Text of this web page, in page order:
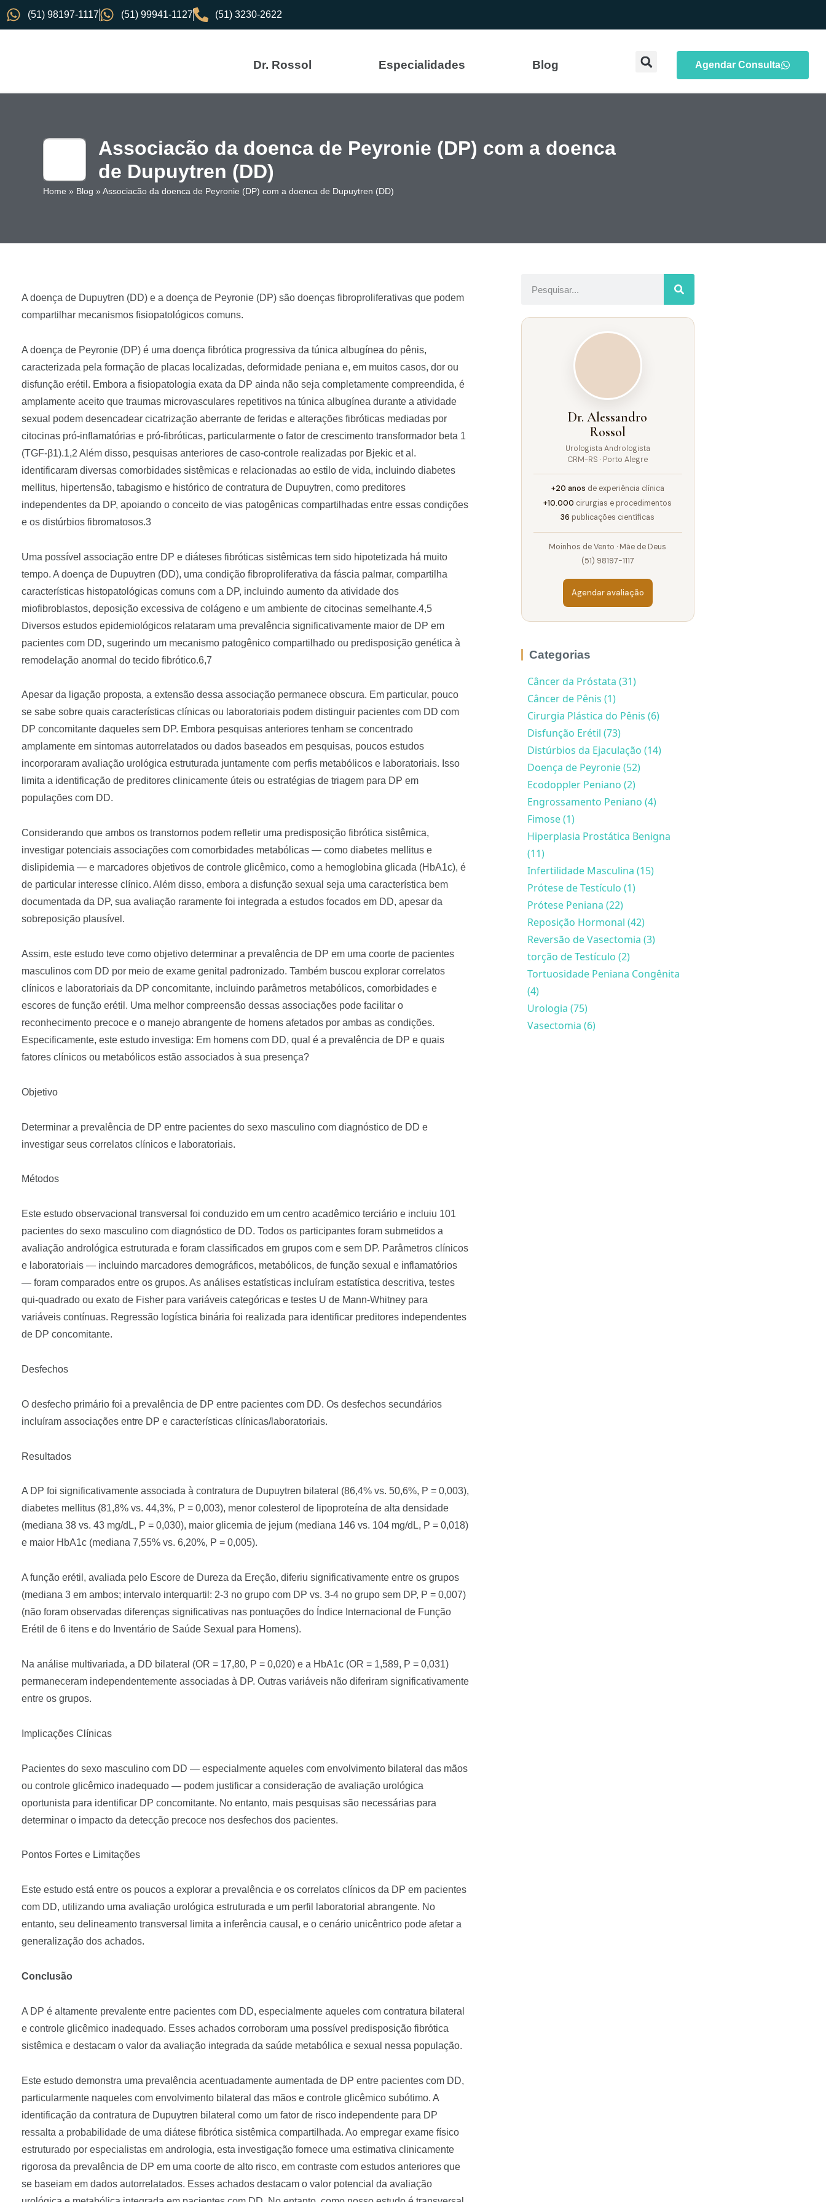
(51) 98197-1117 (51) 99941-1127 (51) 3230-2622
Dr. Rossol Especialidades Blog Agendar Consulta
Associacão da doenca de Peyronie (DP) com a doenca
de Dupuytren (DD)
Home » Blog » Associacão da doenca de Peyronie (DP) com a doenca de Dupuytren (DD)
A doença de Dupuytren (DD) e a doença de Peyronie (DP) são doenças fibroproliferativas que podem
compartilhar mecanismos fisiopatológicos comuns.
A doença de Peyronie (DP) é uma doença fibrótica progressiva da túnica albugínea do pênis,
caracterizada pela formação de placas localizadas, deformidade peniana e, em muitos casos, dor ou
disfunção erétil. Embora a fisiopatologia exata da DP ainda não seja completamente compreendida, é
amplamente aceito que traumas microvasculares repetitivos na túnica albugínea durante a atividade
sexual podem desencadear cicatrização aberrante de feridas e alterações fibróticas mediadas por
citocinas pró-inflamatórias e pró-fibróticas, particularmente o fator de crescimento transformador beta 1
(TGF-β1).1,2 Além disso, pesquisas anteriores de caso-controle realizadas por Bjekic et al.
identificaram diversas comorbidades sistêmicas e relacionadas ao estilo de vida, incluindo diabetes
mellitus, hipertensão, tabagismo e histórico de contratura de Dupuytren, como preditores
independentes da DP, apoiando o conceito de vias patogênicas compartilhadas entre essas condições
e os distúrbios fibromatosos.3
Uma possível associação entre DP e diáteses fibróticas sistêmicas tem sido hipotetizada há muito
tempo. A doença de Dupuytren (DD), uma condição fibroproliferativa da fáscia palmar, compartilha
características histopatológicas comuns com a DP, incluindo aumento da atividade dos
miofibroblastos, deposição excessiva de colágeno e um ambiente de citocinas semelhante.4,5
Diversos estudos epidemiológicos relataram uma prevalência significativamente maior de DP em
pacientes com DD, sugerindo um mecanismo patogênico compartilhado ou predisposição genética à
remodelação anormal do tecido fibrótico.6,7
Apesar da ligação proposta, a extensão dessa associação permanece obscura. Em particular, pouco
se sabe sobre quais características clínicas ou laboratoriais podem distinguir pacientes com DD com
DP concomitante daqueles sem DP. Embora pesquisas anteriores tenham se concentrado
amplamente em sintomas autorrelatados ou dados baseados em pesquisas, poucos estudos
incorporaram avaliação urológica estruturada juntamente com perfis metabólicos e laboratoriais. Isso
limita a identificação de preditores clinicamente úteis ou estratégias de triagem para DP em
populações com DD.
Considerando que ambos os transtornos podem refletir uma predisposição fibrótica sistêmica,
investigar potenciais associações com comorbidades metabólicas — como diabetes mellitus e
dislipidemia — e marcadores objetivos de controle glicêmico, como a hemoglobina glicada (HbA1c), é
de particular interesse clínico. Além disso, embora a disfunção sexual seja uma característica bem
documentada da DP, sua avaliação raramente foi integrada a estudos focados em DD, apesar da
sobreposição plausível.
Assim, este estudo teve como objetivo determinar a prevalência de DP em uma coorte de pacientes
masculinos com DD por meio de exame genital padronizado. Também buscou explorar correlatos
clínicos e laboratoriais da DP concomitante, incluindo parâmetros metabólicos, comorbidades e
escores de função erétil. Uma melhor compreensão dessas associações pode facilitar o
reconhecimento precoce e o manejo abrangente de homens afetados por ambas as condições.
Especificamente, este estudo investiga: Em homens com DD, qual é a prevalência de DP e quais
fatores clínicos ou metabólicos estão associados à sua presença?
Objetivo
Determinar a prevalência de DP entre pacientes do sexo masculino com diagnóstico de DD e
investigar seus correlatos clínicos e laboratoriais.
Métodos
Este estudo observacional transversal foi conduzido em um centro acadêmico terciário e incluiu 101
pacientes do sexo masculino com diagnóstico de DD. Todos os participantes foram submetidos a
avaliação andrológica estruturada e foram classificados em grupos com e sem DP. Parâmetros clínicos
e laboratoriais — incluindo marcadores demográficos, metabólicos, de função sexual e inflamatórios
— foram comparados entre os grupos. As análises estatísticas incluíram estatística descritiva, testes
qui-quadrado ou exato de Fisher para variáveis ​​categóricas e testes U de Mann-Whitney para
variáveis ​​contínuas. Regressão logística binária foi realizada para identificar preditores independentes
de DP concomitante.
Desfechos
O desfecho primário foi a prevalência de DP entre pacientes com DD. Os desfechos secundários
incluíram associações entre DP e características clínicas/laboratoriais.
Resultados
A DP foi significativamente associada à contratura de Dupuytren bilateral (86,4% vs. 50,6%, P = 0,003),
diabetes mellitus (81,8% vs. 44,3%, P = 0,003), menor colesterol de lipoproteína de alta densidade
(mediana 38 vs. 43 mg/dL, P = 0,030), maior glicemia de jejum (mediana 146 vs. 104 mg/dL, P = 0,018)
e maior HbA1c (mediana 7,55% vs. 6,20%, P = 0,005).
A função erétil, avaliada pelo Escore de Dureza da Ereção, diferiu significativamente entre os grupos
(mediana 3 em ambos; intervalo interquartil: 2-3 no grupo com DP vs. 3-4 no grupo sem DP, P = 0,007)
(não foram observadas diferenças significativas nas pontuações do Índice Internacional de Função
Erétil de 6 itens e do Inventário de Saúde Sexual para Homens).
Na análise multivariada, a DD bilateral (OR = 17,80, P = 0,020) e a HbA1c (OR = 1,589, P = 0,031)
permaneceram independentemente associadas à DP. Outras variáveis ​​não diferiram significativamente
entre os grupos.
Implicações Clínicas
Pacientes do sexo masculino com DD — especialmente aqueles com envolvimento bilateral das mãos
ou controle glicêmico inadequado — podem justificar a consideração de avaliação urológica
oportunista para identificar DP concomitante. No entanto, mais pesquisas são necessárias para
determinar o impacto da detecção precoce nos desfechos dos pacientes.
Pontos Fortes e Limitações
Este estudo está entre os poucos a explorar a prevalência e os correlatos clínicos da DP em pacientes
com DD, utilizando uma avaliação urológica estruturada e um perfil laboratorial abrangente. No
entanto, seu delineamento transversal limita a inferência causal, e o cenário unicêntrico pode afetar a
generalização dos achados.
Conclusão
A DP é altamente prevalente entre pacientes com DD, especialmente aqueles com contratura bilateral
e controle glicêmico inadequado. Esses achados corroboram uma possível predisposição fibrótica
sistêmica e destacam o valor da avaliação integrada da saúde metabólica e sexual nessa população.
Este estudo demonstra uma prevalência acentuadamente aumentada de DP entre pacientes com DD,
particularmente naqueles com envolvimento bilateral das mãos e controle glicêmico subótimo. A
identificação da contratura de Dupuytren bilateral como um fator de risco independente para DP
ressalta a probabilidade de uma diátese fibrótica sistêmica compartilhada. Ao empregar exame físico
estruturado por especialistas em andrologia, esta investigação fornece uma estimativa clinicamente
rigorosa da prevalência de DP em uma coorte de alto risco, em contraste com estudos anteriores que
se baseiam em dados autorrelatados. Esses achados destacam o valor potencial da avaliação
Dr. Alessandro
Rossol
Urologista Andrologista
CRM-RS · Porto Alegre
+20 anos de experiência clínica
+10.000 cirurgias e procedimentos
36 publicações científicas
Moinhos de Vento · Mãe de Deus
(51) 98197-1117
Agendar avaliação
Categorias
Câncer da Próstata (31)
Câncer de Pênis (1)
Cirurgia Plástica do Pênis (6)
Disfunção Erétil (73)
Distúrbios da Ejaculação (14)
Doença de Peyronie (52)
Ecodoppler Peniano (2)
Engrossamento Peniano (4)
Fimose (1)
Hiperplasia Prostática Benigna
(11)
Infertilidade Masculina (15)
Prótese de Testículo (1)
Prótese Peniana (22)
Reposição Hormonal (42)
Reversão de Vasectomia (3)
torção de Testículo (2)
Tortuosidade Peniana Congênita
(4)
Urologia (75)
Vasectomia (6)